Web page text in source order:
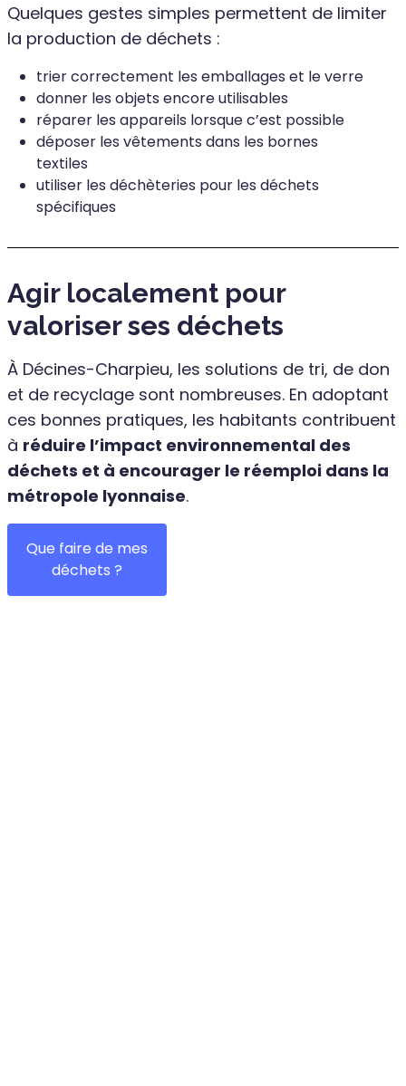
Quelques gestes simples permettent de limiter
la production de déchets :
trier correctement les emballages et le verre
donner les objets encore utilisables
réparer les appareils lorsque c’est possible
déposer les vêtements dans les bornes
textiles
utiliser les déchèteries pour les déchets
spécifiques
Agir localement pour
valoriser ses déchets
À Décines-Charpieu, les solutions de tri, de don
et de recyclage sont nombreuses. En adoptant
ces bonnes pratiques, les habitants contribuent
à réduire l’impact environnemental des
déchets et à encourager le réemploi dans la
métropole lyonnaise.
Que faire de mes
déchets ?